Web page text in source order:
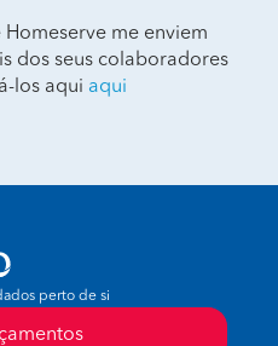
me enviem
dos seus colaboradores
los aqui aqui
perto de si